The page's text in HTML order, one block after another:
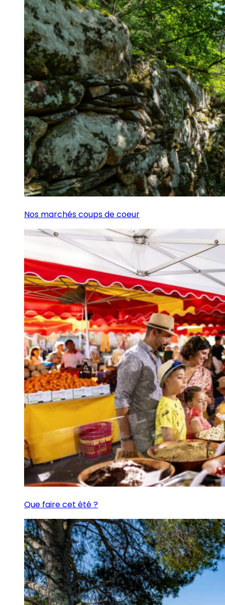
Nos marchés coups de coeur
Que faire cet été ?